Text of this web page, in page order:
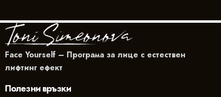
Face Yourself – Програма за лице с естествен
лифтинг ефект
Полезни връзки